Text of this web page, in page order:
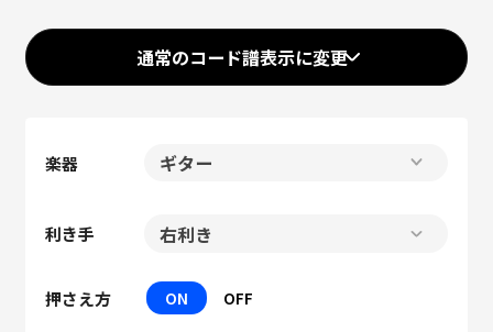
Mute
通常のコード譜表示に変更
楽器
利き手
押さえ方 ON OFF